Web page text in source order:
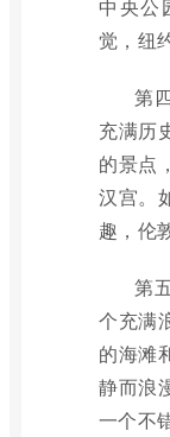
中央公
觉，纽
第
充满历
的景点
汉宫。
趣，伦
第
个充满
的海滩
静而浪
一个不